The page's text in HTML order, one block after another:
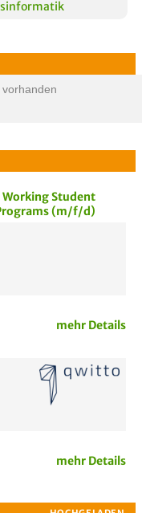
Working Student
(m/f/d)
mehr Details
mehr Details